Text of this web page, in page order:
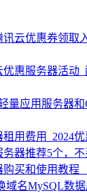
讯云优惠券领取
优惠服务器活动
量应用服务器
租用费用_2024
务器推荐5个，不
买和使用教程
域名MySQL数